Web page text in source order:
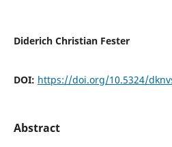
Diderich Christian Fester
DOI: https://doi.org/10.5324/
Abstract